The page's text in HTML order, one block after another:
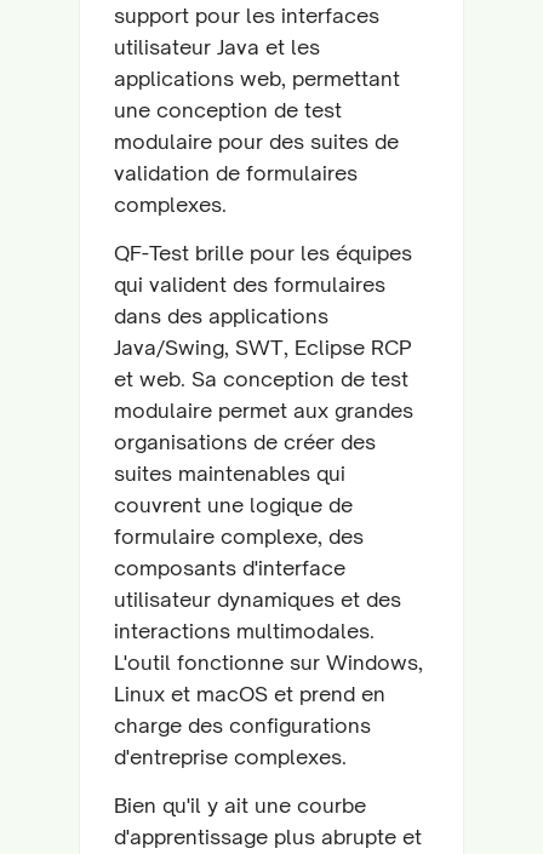
support pour les interfaces
utilisateur Java et les
applications web, permettant
une conception de test
modulaire pour des suites de
validation de formulaires
complexes.
QF-Test brille pour les équipes
qui valident des formulaires
dans des applications
Java/Swing, SWT, Eclipse RCP
et web. Sa conception de test
modulaire permet aux grandes
organisations de créer des
suites maintenables qui
couvrent une logique de
formulaire complexe, des
composants d'interface
utilisateur dynamiques et des
interactions multimodales.
L'outil fonctionne sur Windows,
Linux et macOS et prend en
charge des configurations
d'entreprise complexes.
Bien qu'il y ait une courbe
d'apprentissage plus abrupte et